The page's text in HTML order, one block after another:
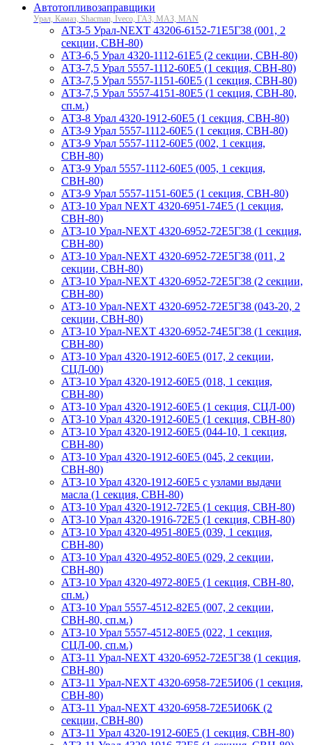
Автотопливозаправщики
Урал, Камаз, Shacman, Iveco, ГАЗ, МАЗ, MAN
АТЗ-5 Урал-NEXT 43206-6152-71Е5Г38 (001, 2
секции, СВН-80)
АТЗ-6,5 Урал 4320-1112-61Е5 (2 секции, СВН-80)
АТЗ-7,5 Урал 5557-1112-60Е5 (1 секция, СВН-80)
АТЗ-7,5 Урал 5557-1151-60Е5 (1 секция, СВН-80)
АТЗ-7,5 Урал 5557-4151-80Е5 (1 секция, СВН-80,
сп.м.)
АТЗ-8 Урал 4320-1912-60Е5 (1 секция, СВН-80)
АТЗ-9 Урал 5557-1112-60Е5 (1 секция, СВН-80)
АТЗ-9 Урал 5557-1112-60Е5 (002, 1 секция,
СВН-80)
АТЗ-9 Урал 5557-1112-60Е5 (005, 1 секция,
СВН-80)
АТЗ-9 Урал 5557-1151-60Е5 (1 секция, СВН-80)
АТЗ-10 Урал NEXT 4320-6951-74Е5 (1 секция,
СВН-80)
АТЗ-10 Урал-NEXT 4320-6952-72Е5Г38 (1 секция,
СВН-80)
АТЗ-10 Урал-NEXT 4320-6952-72Е5Г38 (011, 2
секции, СВН-80)
АТЗ-10 Урал-NEXT 4320-6952-72Е5Г38 (2 секции,
СВН-80)
АТЗ-10 Урал-NEXT 4320-6952-72Е5Г38 (043-20, 2
секции, СВН-80)
АТЗ-10 Урал-NEXT 4320-6952-74Е5Г38 (1 секция,
СВН-80)
АТЗ-10 Урал 4320-1912-60Е5 (017, 2 секции,
СЦЛ-00)
АТЗ-10 Урал 4320-1912-60Е5 (018, 1 секция,
СВН-80)
АТЗ-10 Урал 4320-1912-60Е5 (1 секция, СЦЛ-00)
АТЗ-10 Урал 4320-1912-60Е5 (1 секция, СВН-80)
АТЗ-10 Урал 4320-1912-60Е5 (044-10, 1 секция,
СВН-80)
АТЗ-10 Урал 4320-1912-60Е5 (045, 2 секции,
СВН-80)
АТЗ-10 Урал 4320-1912-60Е5 с узлами выдачи
масла (1 секция, СВН-80)
АТЗ-10 Урал 4320-1912-72Е5 (1 секция, СВН-80)
АТЗ-10 Урал 4320-1916-72Е5 (1 секция, СВН-80)
АТЗ-10 Урал 4320-4951-80Е5 (039, 1 секция,
СВН-80)
АТЗ-10 Урал 4320-4952-80Е5 (029, 2 секции,
СВН-80)
АТЗ-10 Урал 4320-4972-80Е5 (1 секция, СВН-80,
сп.м.)
АТЗ-10 Урал 5557-4512-82Е5 (007, 2 секции,
СВН-80, сп.м.)
АТЗ-10 Урал 5557-4512-80Е5 (022, 1 секция,
СЦЛ-00, сп.м.)
АТЗ-11 Урал-NEXT 4320-6952-72Е5Г38 (1 секция,
СВН-80)
АТЗ-11 Урал-NEXT 4320-6958-72Е5И06 (1 секция,
СВН-80)
АТЗ-11 Урал-NEXT 4320-6958-72Е5И06К (2
секции, СВН-80)
АТЗ-11 Урал 4320-1912-60Е5 (1 секция, СВН-80)